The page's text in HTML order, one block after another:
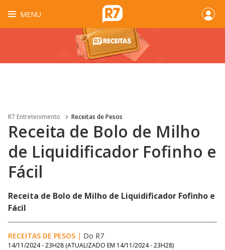
MENU
R7 Entretenimento Receitas de Pesos
Receita de Bolo de Milho
de Liquidificador Fofinho e
Fácil
Receita de Bolo de Milho de Liquidificador Fofinho e
Fácil
RECEITAS DE PESOS | Do R7
14/11/2024 - 23H28 (ATUALIZADO EM 14/11/2024 - 23H28)